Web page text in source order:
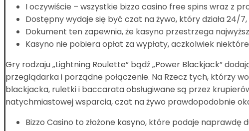
I oczywiście – wszystkie bizzo casino free spins wraz z
Dostępny wydaje się być czat na żywo, który działa 24/
Dokument ten zapewnia, że kasyno przestrzega
Kasyno nie pobiera opłat za wypłaty, aczkolwiek
Gry rodzaju „Lightning Roulette” bądź „Power Blackjack”
przeglądarka i porządne połączenie. Na Rzecz tych, którzy
blackjacka, ruletki i baccarata obsługiwane są przez
natychmiastowej wsparcia, czat na żywo prawdopodobnie
Bizzo Casino to złożone kasyno, które podaje naprawdę